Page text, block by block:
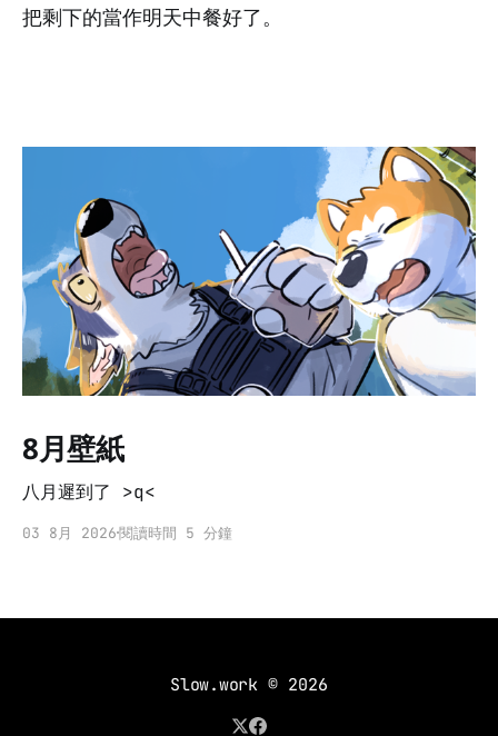
把剩下的當作明天中餐好了。
8月壁紙
八月遲到了 >q<
03 8月 2026閱讀時間 5 分鐘
Slow.work© 2026